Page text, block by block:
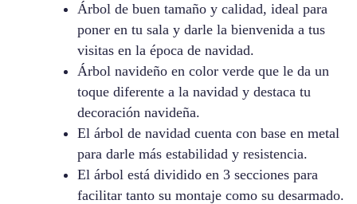
Árbol de buen tamaño y calidad, ideal para
poner en tu sala y darle la bienvenida a tus
visitas en la época de navidad.
Árbol navideño en color verde que le da un
toque diferente a la navidad y destaca tu
decoración navideña.
El árbol de navidad cuenta con base en metal
para darle más estabilidad y resistencia.
El árbol está dividido en 3 secciones para
facilitar tanto su montaje como su desarmado.